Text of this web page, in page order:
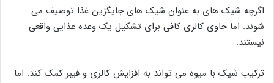
اگرچه شیک های به عنوان شیک های جایگزین غذا توصیف می
شوند. اما حاوی کالری کافی برای تشکیل یک وعده غذایی واقعی
نیستند.
ترکیب شیک با میوه می تواند به افزایش کالری و فیبر کمک کند. اما